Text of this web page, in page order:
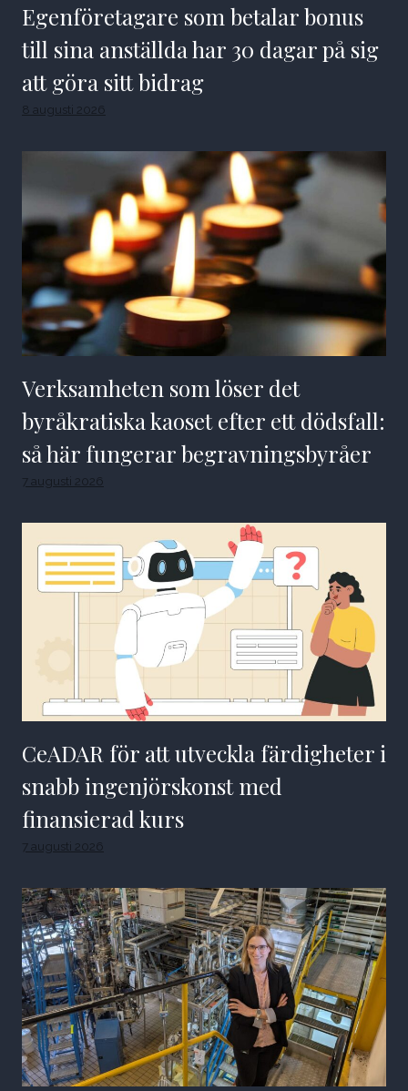
Egenföretagare som betalar bonus
till sina anställda har 30 dagar på sig
att göra sitt bidrag
8 augusti 2026
Verksamheten som löser det
byråkratiska kaoset efter ett dödsfall:
så här fungerar begravningsbyråer
7 augusti 2026
CeADAR för att utveckla färdigheter i
snabb ingenjörskonst med
finansierad kurs
7 augusti 2026